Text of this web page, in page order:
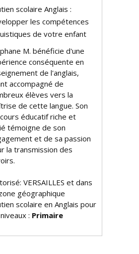
scolaire Anglais :
les compétences
de votre enfant
M. bénéficie d'une
conséquente en
de l'anglais,
accompagné de
élèves vers la
de cette langue. Son
éducatif riche et
témoigne de son
et de sa passion
la transmission des
VERSAILLES et dans
géographique
scolaire en Anglais pour
: Primaire